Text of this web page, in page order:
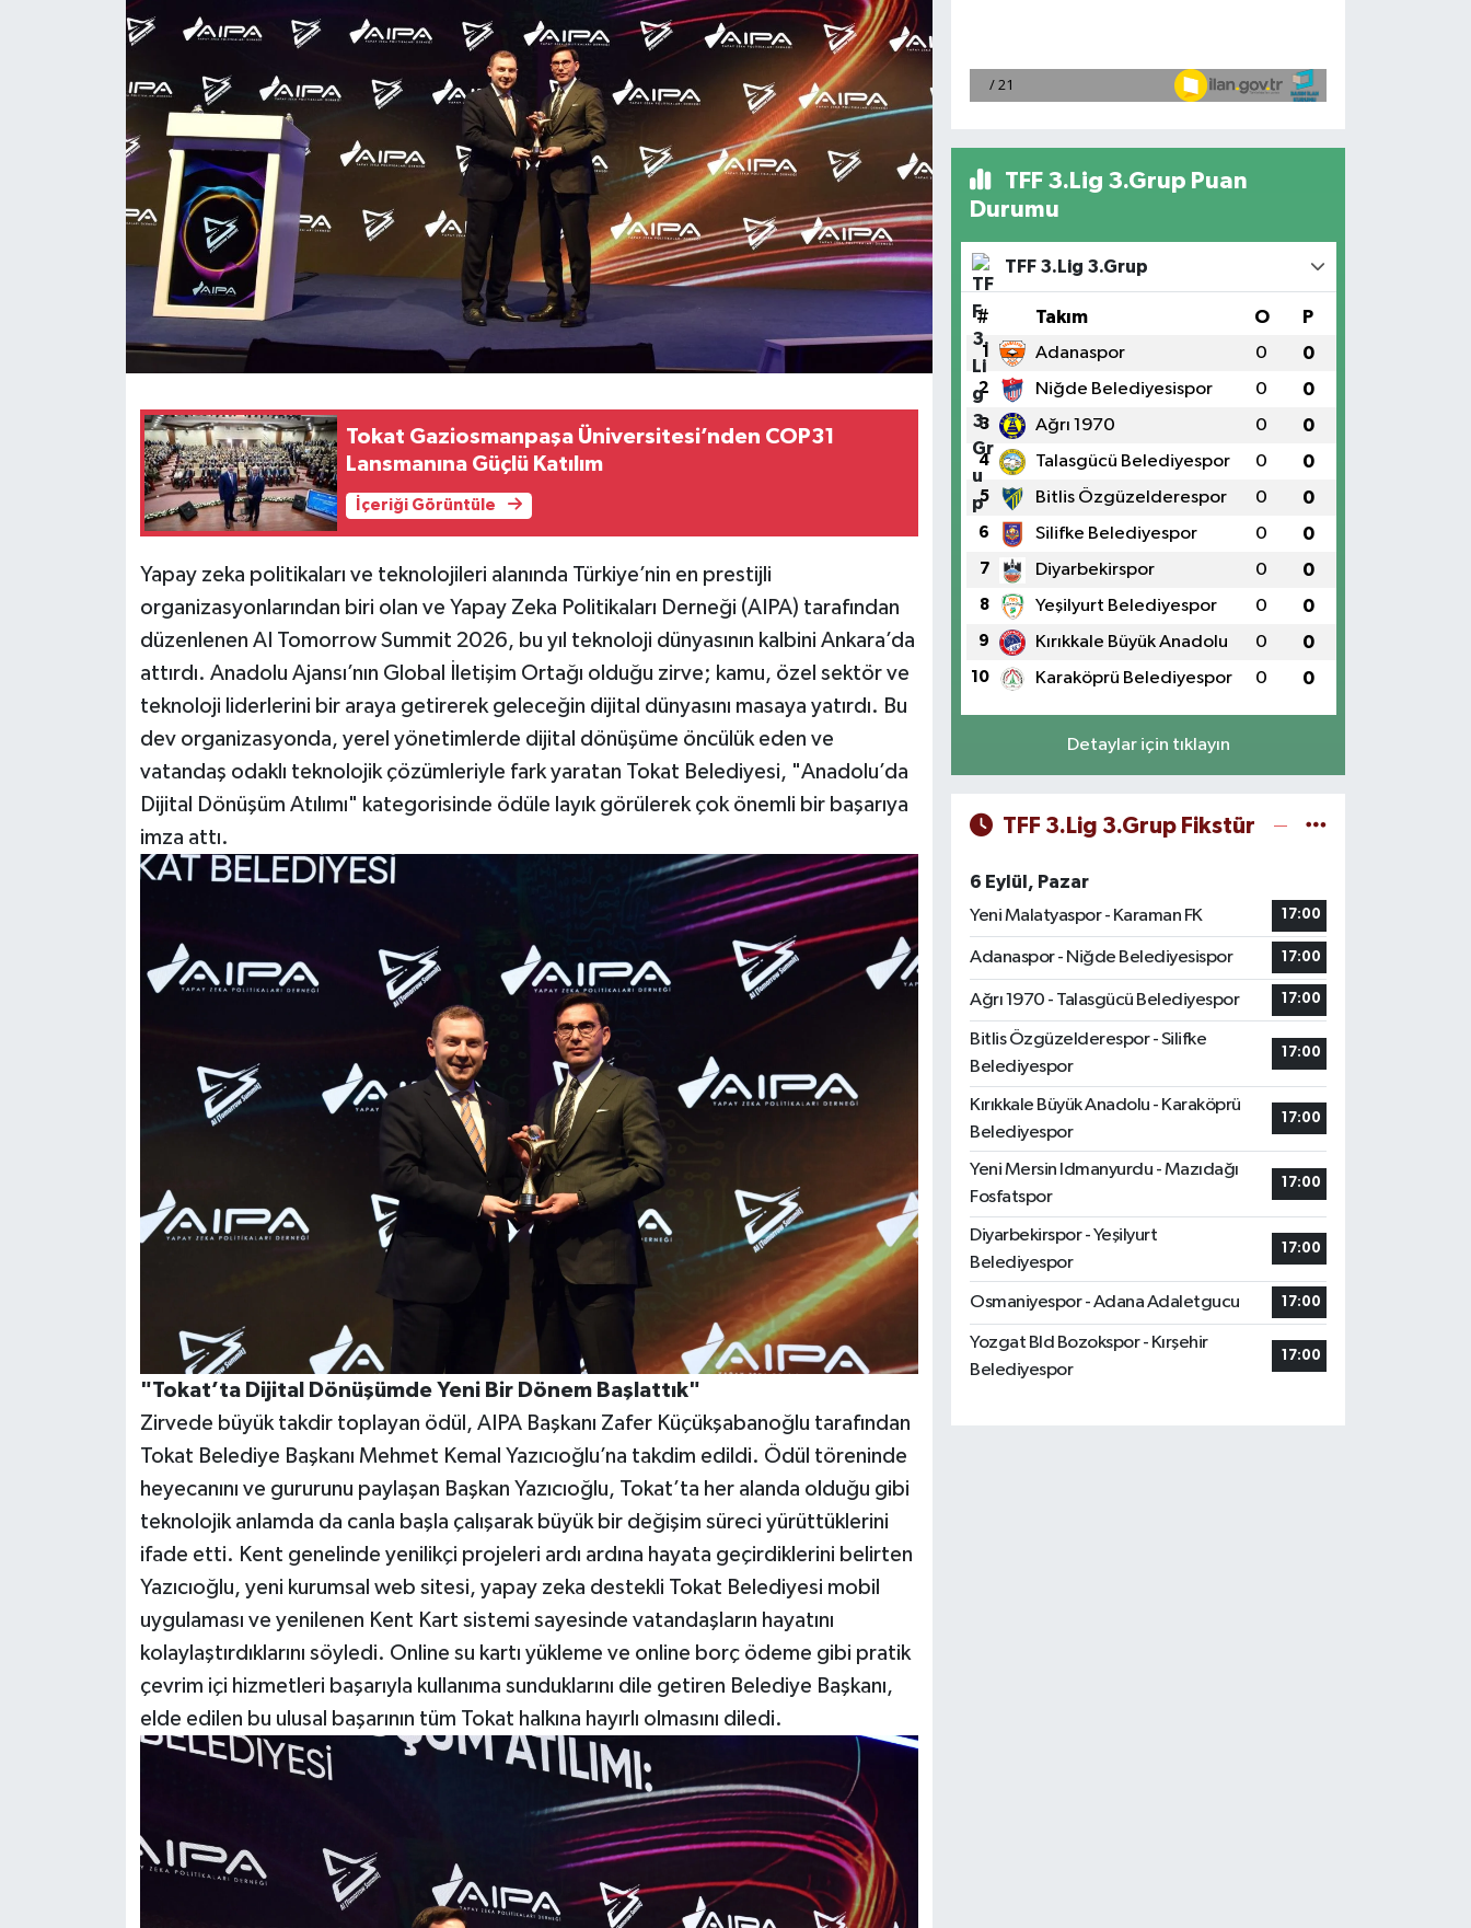
Tokat Gaziosmanpaşa Üniversitesi’nden COP31
Lansmanına Güçlü Katılım
İçeriği Görüntüle
Yapay zeka politikaları ve teknolojileri alanında Türkiye’nin en prestijli
organizasyonlarından biri olan ve Yapay Zeka Politikaları Derneği (AIPA) tarafından
düzenlenen AI Tomorrow Summit 2026, bu yıl teknoloji dünyasının kalbini Ankara’da
attırdı. Anadolu Ajansı’nın Global İletişim Ortağı olduğu zirve; kamu, özel sektör ve
teknoloji liderlerini bir araya getirerek geleceğin dijital dünyasını masaya yatırdı. Bu
dev organizasyonda, yerel yönetimlerde dijital dönüşüme öncülük eden ve
vatandaş odaklı teknolojik çözümleriyle fark yaratan Tokat Belediyesi, "Anadolu’da
Dijital Dönüşüm Atılımı" kategorisinde ödüle layık görülerek çok önemli bir başarıya
imza attı.
"Tokat’ta Dijital Dönüşümde Yeni Bir Dönem Başlattık"
Zirvede büyük takdir toplayan ödül, AIPA Başkanı Zafer Küçükşabanoğlu tarafından
Tokat Belediye Başkanı Mehmet Kemal Yazıcıoğlu’na takdim edildi. Ödül töreninde
heyecanını ve gururunu paylaşan Başkan Yazıcıoğlu, Tokat’ta her alanda olduğu gibi
teknolojik anlamda da canla başla çalışarak büyük bir değişim süreci yürüttüklerini
ifade etti. Kent genelinde yenilikçi projeleri ardı ardına hayata geçirdiklerini belirten
Yazıcıoğlu, yeni kurumsal web sitesi, yapay zeka destekli Tokat Belediyesi mobil
uygulaması ve yenilenen Kent Kart sistemi sayesinde vatandaşların hayatını
kolaylaştırdıklarını söyledi. Online su kartı yükleme ve online borç ödeme gibi pratik
çevrim içi hizmetleri başarıyla kullanıma sunduklarını dile getiren Belediye Başkanı,
elde edilen bu ulusal başarının tüm Tokat halkına hayırlı olmasını diledi.
TFF 3.Lig 3.Grup Puan
Durumu
TFF 3.Lig 3.Grup
# Takım O P
1 Adanaspor 0 0
2 Niğde Belediyesispor 0 0
3 Ağrı 1970 0 0
4 Talasgücü Belediyespor 0 0
5 Bitlis Özgüzelderespor 0 0
6 Silifke Belediyespor 0 0
7 Diyarbekirspor 0 0
8 Yeşilyurt Belediyespor 0 0
9 Kırıkkale Büyük Anadolu 0 0
10 Karaköprü Belediyespor 0 0
Detaylar için tıklayın
TFF 3.Lig 3.Grup Fikstür
6 Eylül, Pazar
Yeni Malatyaspor - Karaman FK
17:00
Adanaspor - Niğde Belediyesispor 17:00
Ağrı 1970 - Talasgücü Belediyespor 17:00
Bitlis Özgüzelderespor - Silifke
Belediyespor
17:00
Kırıkkale Büyük Anadolu - Karaköprü
Belediyespor
17:00
Yeni Mersin Idmanyurdu - Mazıdağı
Fosfatspor
17:00
Diyarbekirspor - Yeşilyurt
Belediyespor
17:00
Osmaniyespor - Adana Adaletgucu 17:00
Yozgat Bld Bozokspor - Kırşehir
Belediyespor
17:00
Ekonomi
Tokat Haber